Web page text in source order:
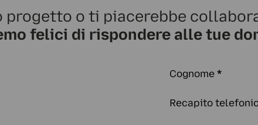
progetto o ti piacerebbe
felici di rispondere alle tue
Cognome *
Recapito